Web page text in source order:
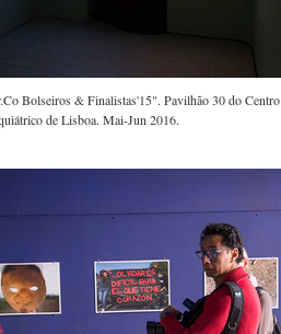
Bolseiros & Finalistas'15". Pavilhão 30 do Centro
de Lisboa. Mai-Jun 2016.